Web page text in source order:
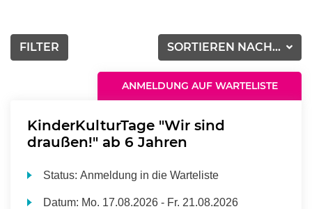
SORTIEREN NACH...
FILTER
ANMELDUNG AUF WARTELISTE
KinderKulturTage "Wir sind
draußen!" ab 6 Jahren
Status:Anmeldung in die Warteliste
Datum: Mo. 17.08.2026 - Fr. 21.08.2026